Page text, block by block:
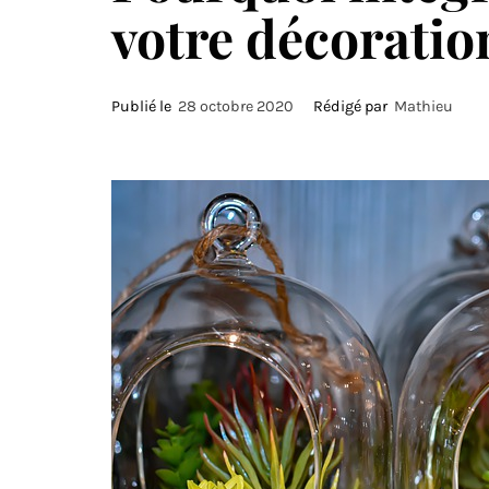
votre
Publié le 28 octobre 2020 Rédigé par Mathieu